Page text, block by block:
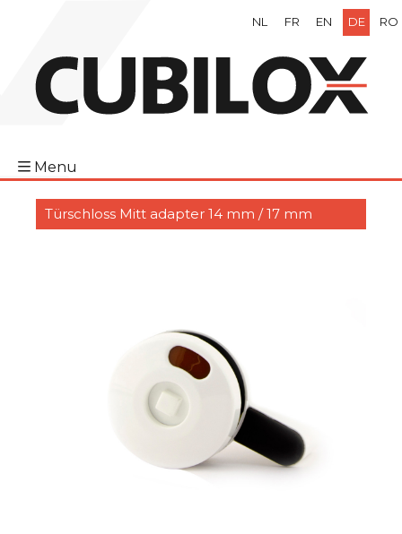
NL FR EN DE RO
Menu
Türschloss Mitt adapter 14 mm / 17 mm